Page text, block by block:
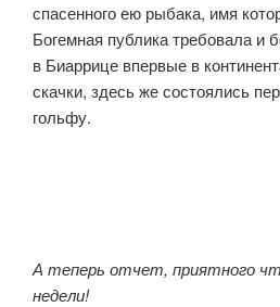
спасенного ею рыбака, имя
Богемная публика требовала и
в Биаррице впервые в
скачки, здесь же состоялись
гольфу.
А теперь отчет, приятного
недели!